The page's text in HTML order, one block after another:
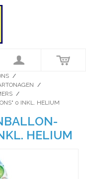
/
/
/
0 INKL. HELIUM
HELIUM